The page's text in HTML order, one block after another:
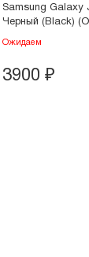
Samsung Galaxy
Черный (Black)
Ожидаем
3900 ₽